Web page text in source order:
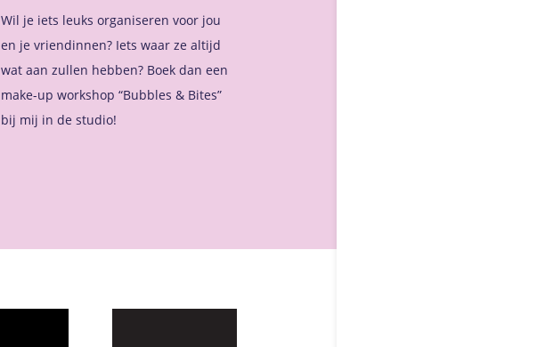
Wil je iets leuks organiseren voor jou
en je vriendinnen? Iets waar ze altijd
wat aan zullen hebben? Boek dan een
make-up workshop “Bubbles & Bites”
bij mij in de studio!